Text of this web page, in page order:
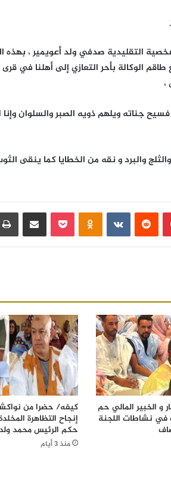
التقليدية صدفي ولد أعويمير ، بهذه
الوكالة بأحر التعازي إلى أهلنا في
جناته ويلهم ذويه الصبر والسلوان وإنا
والبرد و نقه من الخطايا كما ينقى
بينتيريست بوكيت مشاركة عبر البريد
الخبير المالي حم
نشاطات اللجنة
كيفه/ حضرا من
حكم الرئيس محمد
منذ 3 أيام